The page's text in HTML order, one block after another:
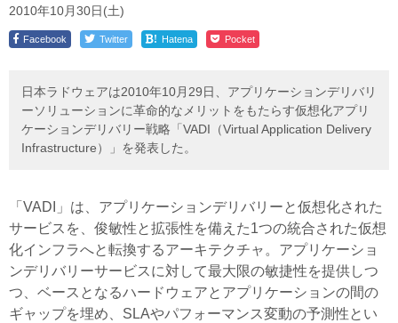
2010年10月30日(土)
Facebook Twitter ! Hatena Pocket
日本ラドウェアは2010年10月29日、アプリケーションデリバリ
ーソリューションに革命的なメリットをもたらす仮想化アプリ
ケーションデリバリー戦略「VADI（Virtual Application Delivery
Infrastructure）」を発表した。
「VADI」は、アプリケーションデリバリーと仮想化された
サービスを、俊敏性と拡張性を備えた1つの統合された仮想
化インフラへと転換するアーキテクチャ。アプリケーショ
ンデリバリーサービスに対して最大限の敏捷性を提供しつ
つ、ベースとなるハードウェアとアプリケーションの間の
ギャップを埋め、SLAやパフォーマンス変動の予測性とい